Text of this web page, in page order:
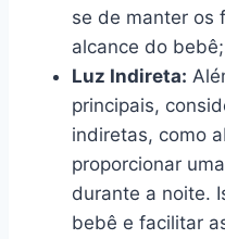
se de manter os
alcance do bebê;
Luz Indireta:
principais,
indiretas, como
proporcionar
durante a noite.
bebê e facilitar